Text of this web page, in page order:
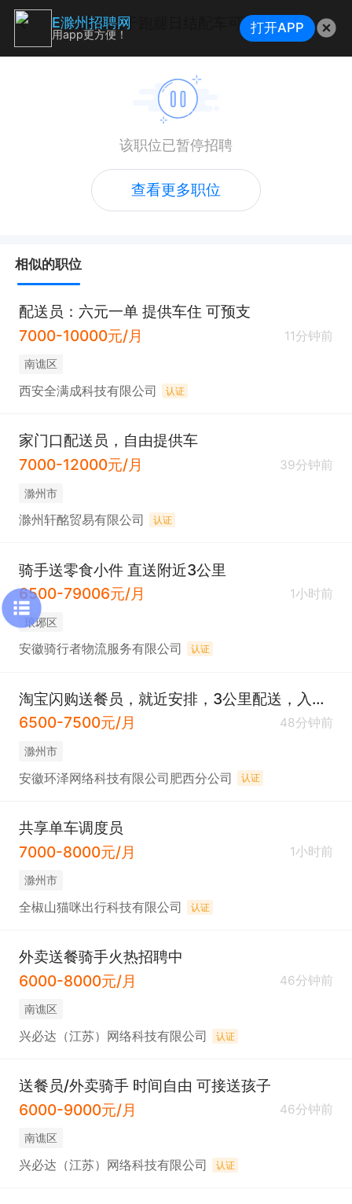
缺钱就干跑腿日结配车可以**
该职位已暂停招聘
查看更多职位
相似的职位
配送员：六元一单 提供车住 可预支
7000-10000元/月
11分钟前
南谯区
西安全满成科技有限公司 认证
家门口配送员，自由提供车
7000-12000元/月
39分钟前
滁州市
滁州轩酩贸易有限公司 认证
骑手送零食小件 直送附近3公里
6500-79006元/月
1小时前
琅琊区
安徽骑行者物流服务有限公司 认证
淘宝闪购送餐员，就近安排，3公里配送，入职有1100奖励
6500-7500元/月
48分钟前
滁州市
安徽环泽网络科技有限公司肥西分公司 认证
共享单车调度员
7000-8000元/月
1小时前
滁州市
全椒山猫咪出行科技有限公司 认证
外卖送餐骑手火热招聘中
6000-8000元/月
46分钟前
南谯区
兴必达（江苏）网络科技有限公司 认证
送餐员/外卖骑手 时间自由 可接送孩子
6000-9000元/月
46分钟前
南谯区
兴必达（江苏）网络科技有限公司 认证
E滁州招聘网
用app更方便！ 打开APP